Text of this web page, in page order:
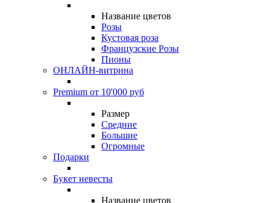
Название цветов
Розы
Кустовая роза
Французские Розы
Пионы
ОНЛАЙН-витрина
Premium от 10'000 руб
Размер
Средние
Большие
Огромные
Подарки
Букет невесты
Название цветов